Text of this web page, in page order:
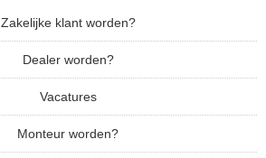
Zakelijke klant worden?
Dealer worden?
Vacatures
Monteur worden?